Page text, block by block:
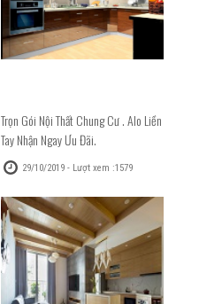
Trọn Gói Nội Thất Chung Cư . Alo Liền
Tay Nhận Ngay Ưu Đãi.
29/10/2019 - Lượt xem :1579